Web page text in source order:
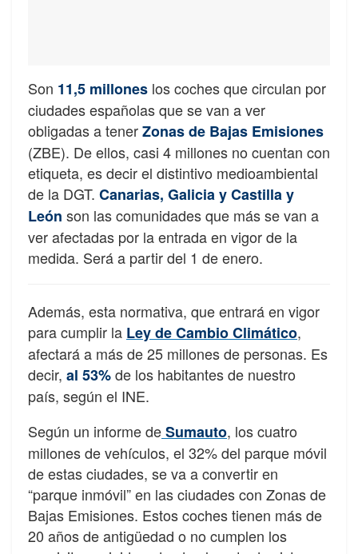
Son 11,5 millones los coches que circulan por
ciudades españolas que se van a ver
obligadas a tenerZonas de Bajas Emisiones
(ZBE). De ellos, casi 4 millones no cuentan con
etiqueta, es decir el distintivo medioambiental
de la DGT. Canarias, Galicia y Castilla y
León son las comunidades que más se van a
ver afectadas por la entrada en vigor de la
medida. Será a partir del 1 de enero.
Además, esta normativa, que entrará en vigor
para cumplir la Ley de Cambio Climático,
afectará a más de 25 millones de personas. Es
decir, al 53%de los habitantes de nuestro
país, según el INE.
Según un informe deSumauto, los cuatro
millones de vehículos, el 32% del parque móvil
de estas ciudades, se va a convertir en
“parque inmóvil” en las ciudades con Zonas de
Bajas Emisiones. Estos coches tienen más de
20 años de antigüedad o no cumplen los